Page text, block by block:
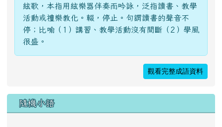
絃歌，本指用絃樂器伴奏而吟詠，泛指讀書、教學
活動或禮樂教化。輟，停止。句謂讀書的聲音不
停；比喻（1）講習、教學活動沒有間斷（2）學風
很盛。
觀看完整成語資料
隨機小語